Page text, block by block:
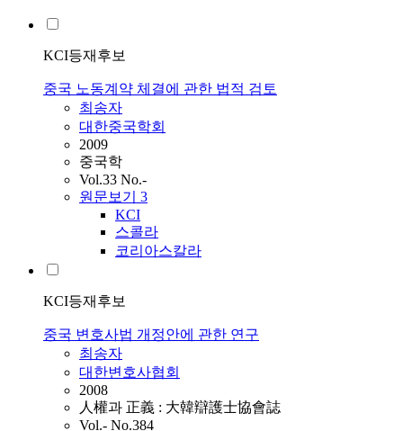
KCI등재후보
중국 노동계약 체결에 관한 법적 검토
최송자
대한중국학회
2009
중국학
Vol.33 No.-
원문보기 3
KCI
스콜라
코리아스칼라
KCI등재후보
중국 변호사법 개정안에 관한 연구
최송자
대한변호사협회
2008
人權과 正義 : 大韓辯護士協會誌
Vol.- No.384